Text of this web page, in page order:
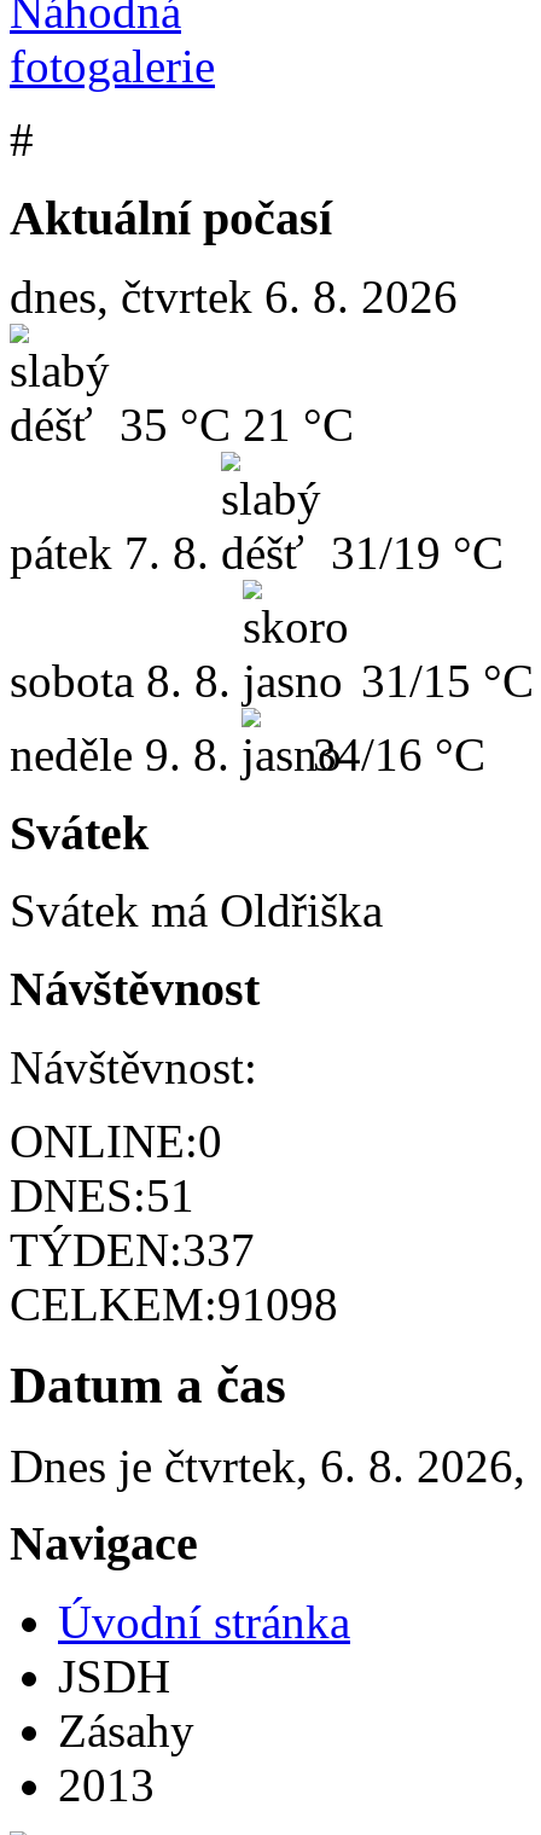
#
Aktuální počasí
dnes, čtvrtek 6. 8. 2026
35 °C 21 °C
pátek 7. 8. 31/19 °C
sobota 8. 8.
31/15 °C
neděle 9. 8. 34/16 °C
Svátek
Svátek má Oldřiška
Návštěvnost
Návštěvnost:
ONLINE:0
DNES:51
TÝDEN:337
CELKEM:91098
Datum a čas
Dnes je čtvrtek, 6. 8. 2026,
Navigace
Úvodní stránka
JSDH
Zásahy
2013